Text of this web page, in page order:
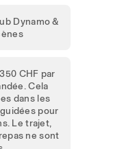
Dynamo &
CHF par
Cela
dans les
pour
Le trajet,
ne sont